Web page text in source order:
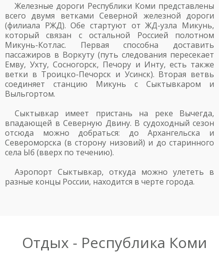
Железные дороги Республики Коми представлены
всего двумя ветками Северной железной дороги
(филиала РЖД). Обе стартуют от ЖД-узла Микунь,
который связан с остальной Россией полотном
Микунь-Котлас. Первая способна доставить
пассажиров в Воркуту (путь следования пересекает
Емву, Ухту, Сосногорск, Печору и Инту, есть также
ветки в Троицко-Печорск и Усинск). Вторая ветвь
соединяет станцию Микунь с Сыктывкаром и
Выльгортом.
Сыктывкар имеет пристань на реке Вычегда,
впадающей в Северную Двину. В судоходный сезон
отсюда можно добраться: до Архангельска и
Североморска (в сторону низовий) и до старинного
села Ыб (вверх по течению).
Аэропорт Сыктывкар, откуда можно улететь в
разные концы России, находится в черте города.
Отдых - Республика Коми